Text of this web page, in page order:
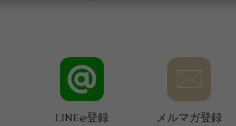
LINE@登録 メルマガ登録